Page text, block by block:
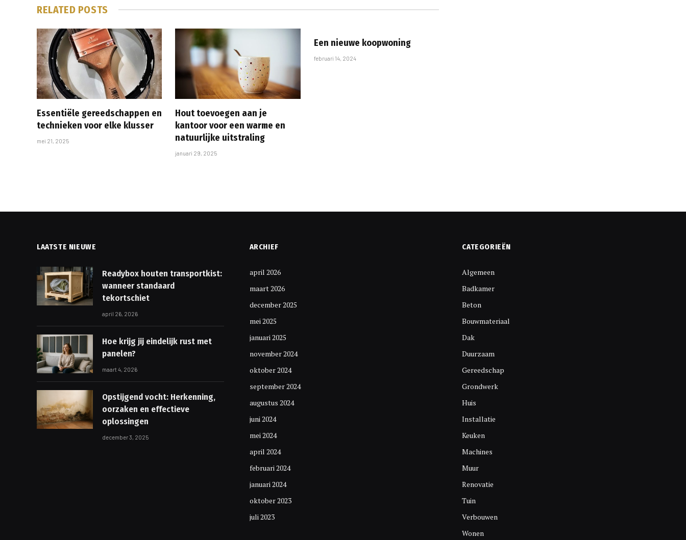
RELATED POSTS
Essentiële gereedschappen en
technieken voor elke klusser
mei 21, 2025
Hout toevoegen aan je
kantoor voor een warme en
natuurlijke uitstraling
januari 29, 2025
Een nieuwe koopwoning
februari 14, 2024
LAATSTE NIEUWE
Readybox houten transportkist:
wanneer standaard
tekortschiet
april 26, 2026
Hoe krijg jij eindelijk rust met
panelen?
maart 4, 2026
Opstijgend vocht: Herkenning,
oorzaken en effectieve
oplossingen
december 3, 2025
ARCHIEF
april 2026
maart 2026
december 2025
mei 2025
januari 2025
november 2024
oktober 2024
september 2024
augustus 2024
juni 2024
mei 2024
april 2024
februari 2024
januari 2024
oktober 2023
juli 2023
CATEGORIEËN
Algemeen
Badkamer
Beton
Bouwmateriaal
Dak
Duurzaam
Gereedschap
Grondwerk
Huis
Installatie
Keuken
Machines
Muur
Renovatie
Tuin
Verbouwen
Wonen